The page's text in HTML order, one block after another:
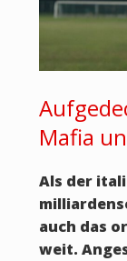
Mafia
Als der
auch das
weit.